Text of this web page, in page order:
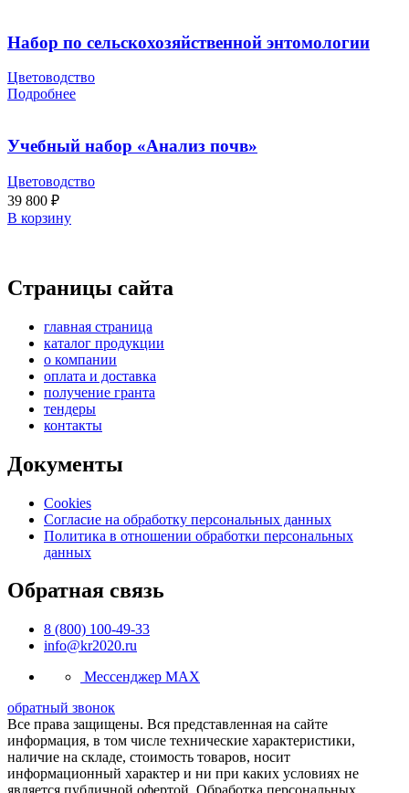
Набор по сельскохозяйственной энтомологии
Цветоводство
Подробнее
Учебный набор «Анализ почв»
Цветоводство
39 800 ₽
В корзину
Страницы сайта
главная страница
каталог продукции
о компании
оплата и доставка
получение гранта
тендеры
контакты
Документы
Cookies
Согласие на обработку персональных данных
Политика в отношении обработки персональных
данных
Обратная связь
8 (800) 100-49-33
info@kr2020.ru
Мессенджер MAX
обратный звонок
Все права защищены. Вся представленная на сайте
информация, в том числе технические характеристики,
наличие на складе, стоимость товаров, носит
информационный характер и ни при каких условиях не